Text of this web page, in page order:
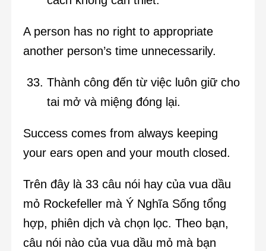
A person has no right to appropriate
another person’s time unnecessarily.
Thành công đến từ việc luôn giữ cho
tai mở và miệng đóng lại.
Success comes from always keeping
your ears open and your mouth closed.
Trên đây là 33 câu nói hay của vua dầu
mỏ Rockefeller mà Ý Nghĩa Sống tổng
hợp, phiên dịch và chọn lọc. Theo bạn,
câu nói nào của vua dầu mỏ mà bạn